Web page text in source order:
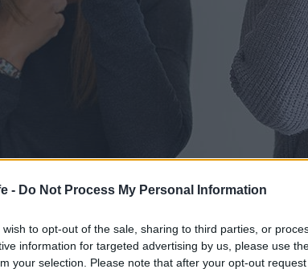
- Do Not Process My Personal Information
wish to opt-out of the sale, sharing to third parties, or
information for targeted advertising by us, please use
your selection. Please note that after your opt-out